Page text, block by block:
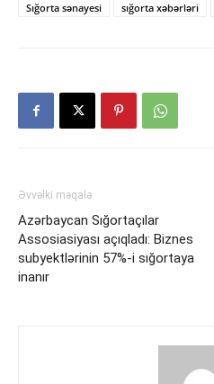
Sığorta sənayesi
sığorta xəbərləri
Əvvəlki məqalə
Azərbaycan Sığortaçılar
Assosiasiyası açıqladı: Biznes
subyektlərinin 57%-i sığortaya
inanır